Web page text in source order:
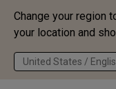
Change your region
your location and
United States /